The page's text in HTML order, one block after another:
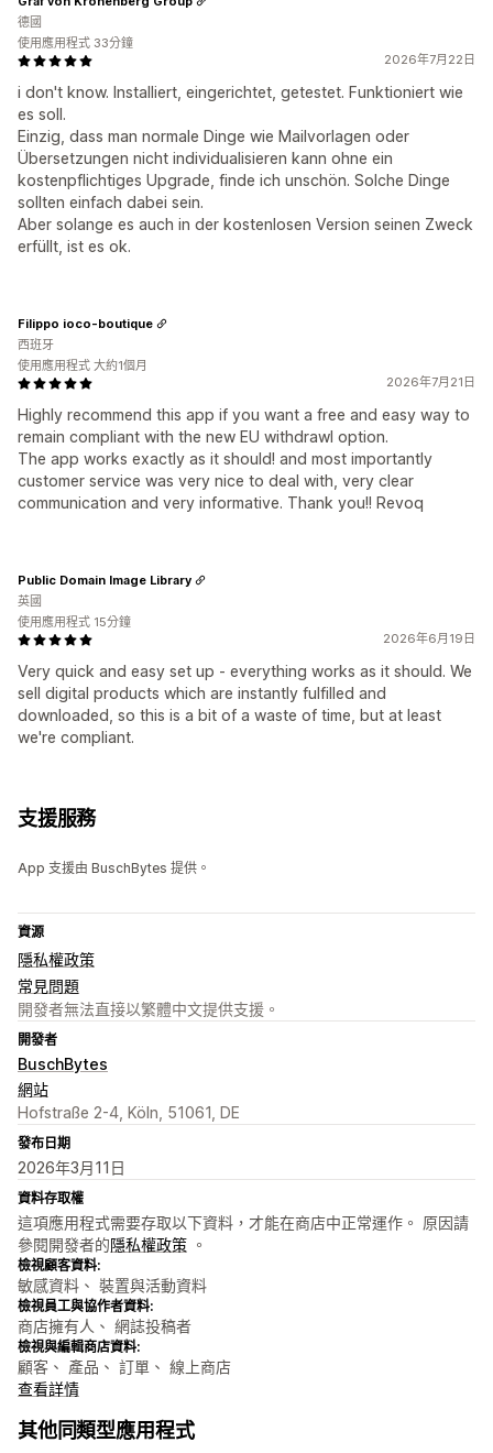
2026年7月22日
i don't know. Installiert, eingerichtet, getestet. Funktioniert wie
es soll.
Einzig, dass man normale Dinge wie Mailvorlagen oder
Übersetzungen nicht individualisieren kann ohne ein
kostenpflichtiges Upgrade, finde ich unschön. Solche Dinge
sollten einfach dabei sein.
Aber solange es auch in der kostenlosen Version seinen Zweck
erfüllt, ist es ok.
德國
使用應用程式 33分鐘
2026年7月21日
Highly recommend this app if you want a free and easy way to
remain compliant with the new EU withdrawl option.
The app works exactly as it should! and most importantly
customer service was very nice to deal with, very clear
communication and very informative. Thank you!! Revoq
Filippo ioco-boutique
西班牙
使用應用程式 大約1個月
2026年6月19日
Very quick and easy set up - everything works as it should. We
sell digital products which are instantly fulfilled and
downloaded, so this is a bit of a waste of time, but at least
we're compliant.
Public Domain Image Library
英國
使用應用程式 15分鐘
支援服務
App 支援由 BuschBytes 提供。
資源
隱私權政策
常見問題
開發者無法直接以繁體中文提供支援。
開發者
BuschBytes
網站
Hofstraße 2-4, Köln, 51061, DE
發布日期
2026年3月11日
資料存取權
這項應用程式需要存取以下資料，才能在商店中正常運作。 原因請
參閱開發者的隱私權政策 。
檢視顧客資料:
敏感資料、 裝置與活動資料
檢視員工與協作者資料:
商店擁有人、 網誌投稿者
檢視與編輯商店資料:
顧客、 產品、 訂單、 線上商店
查看詳情
其他同類型應用程式